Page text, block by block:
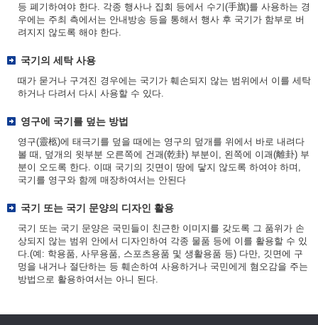
등 폐기하여야 한다. 각종 행사나 집회 등에서 수기(手旗)를 사용하는 경
우에는 주최 측에서는 안내방송 등을 통해서 행사 후 국기가 함부로 버
려지지 않도록 해야 한다.
국기의 세탁 사용
때가 묻거나 구겨진 경우에는 국기가 훼손되지 않는 범위에서 이를 세탁
하거나 다려서 다시 사용할 수 있다.
영구에 국기를 덮는 방법
영구(靈柩)에 태극기를 덮을 때에는 영구의 덮개를 위에서 바로 내려다
볼 때, 덮개의 윗부분 오른쪽에 건괘(乾卦) 부분이, 왼쪽에 이괘(離卦) 부
분이 오도록 한다. 이때 국기의 깃면이 땅에 닿지 않도록 하여야 하며,
국기를 영구와 함께 매장하여서는 안된다
국기 또는 국기 문양의 디자인 활용
국기 또는 국기 문양은 국민들이 친근한 이미지를 갖도록 그 품위가 손
상되지 않는 범위 안에서 디자인하여 각종 물품 등에 이를 활용할 수 있
다.(예: 학용품, 사무용품, 스포츠용품 및 생활용품 등) 다만, 깃면에 구
멍을 내거나 절단하는 등 훼손하여 사용하거나 국민에게 혐오감을 주는
방법으로 활용하여서는 아니 된다.